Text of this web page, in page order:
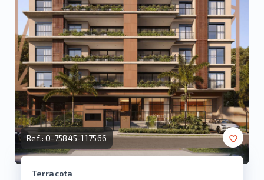
Ref.:O-75845-117566
Terracota